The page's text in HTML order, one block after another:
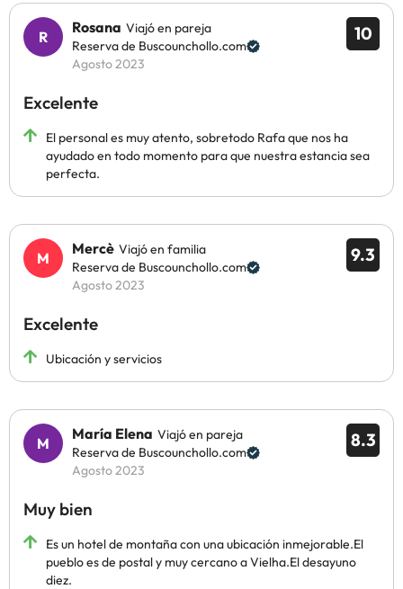
10
Rosana Viajó en pareja
Reserva de Buscounchollo.com
Agosto 2023
Excelente
El personal es muy atento, sobretodo Rafa que nos ha
ayudado en todo momento para que nuestra estancia sea
perfecta.
9.3
Mercè Viajó en familia
Reserva de Buscounchollo.com
Agosto 2023
Excelente
Ubicación y servicios
8.3
María Elena Viajó en pareja
Reserva de Buscounchollo.com
Agosto 2023
Muy bien
Es un hotel de montaña con una ubicación inmejorable.El
pueblo es de postal y muy cercano a Vielha.El desayuno
diez.